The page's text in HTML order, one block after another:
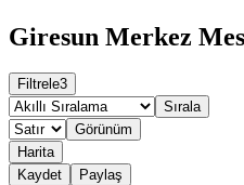
Giresun Merkez
Filtrele3
Sırala
Görünüm
Harita
Kaydet
Paylaş